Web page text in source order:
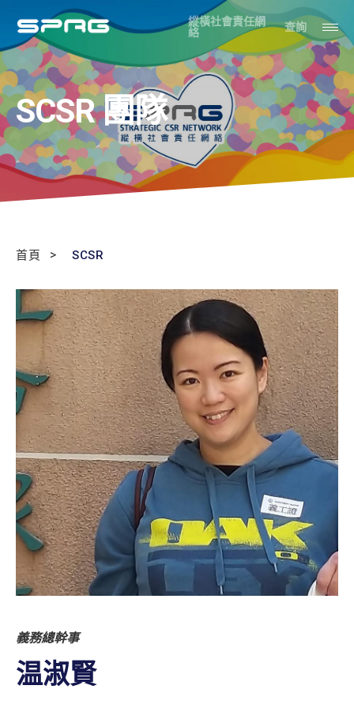
縱橫社會責任網
絡 查詢
SCSR 團隊
首頁 SCSR
義務總幹事
温淑賢